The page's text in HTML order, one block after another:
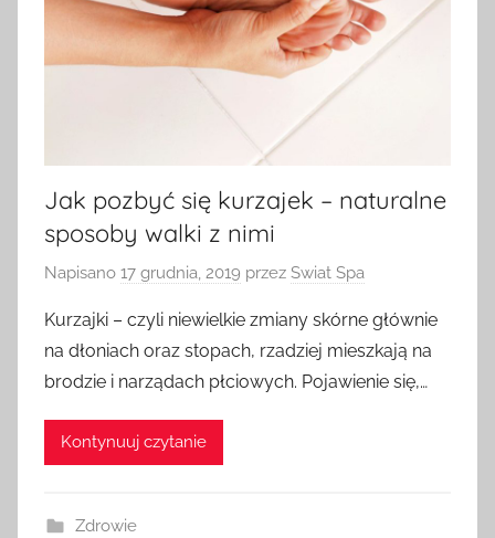
Jak pozbyć się kurzajek – naturalne
sposoby walki z nimi
Napisano 17 grudnia, 2019 przez Swiat Spa
Kurzajki – czyli niewielkie zmiany skórne głównie
na dłoniach oraz stopach, rzadziej mieszkają na
brodzie i narządach płciowych. Pojawienie się,…
Kontynuuj czytanie
Zdrowie